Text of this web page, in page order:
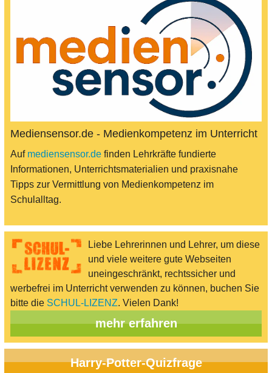
Mediensensor.de - Medienkompetenz im Unterricht
Auf mediensensor.de finden Lehrkräfte fundierte
Informationen, Unterrichtsmaterialien und praxisnahe
Tipps zur Vermittlung von Medienkompetenz im
Schulalltag.
Liebe Lehrerinnen und Lehrer, um diese
und viele weitere gute Webseiten
uneingeschränkt, rechtssicher und
werbefrei im Unterricht verwenden zu können, buchen Sie
bitte die SCHUL-LIZENZ. Vielen Dank!
mehr erfahren
Harry-Potter-Quizfrage